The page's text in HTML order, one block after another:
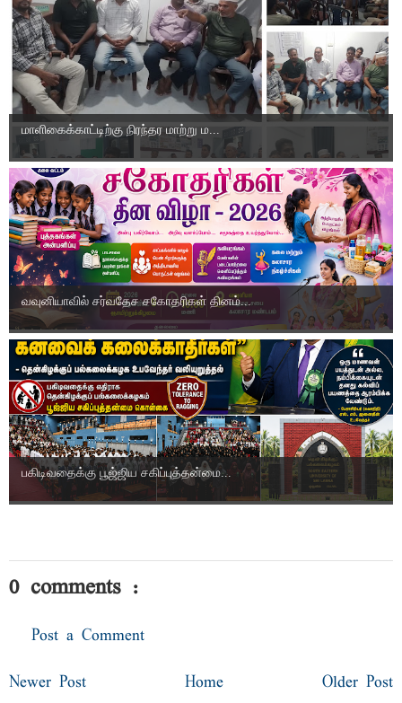
மாளிகைக்காட்டிற்கு நிரந்தர மாற்று ம...
வவுனியாவில் சர்வதேச சகோதரிகள் தினம்...
பகிடிவதைக்கு பூஜ்ஜிய சகிப்புத்தன்மை...
0 comments :
Post a Comment
Newer Post Older Post
Home